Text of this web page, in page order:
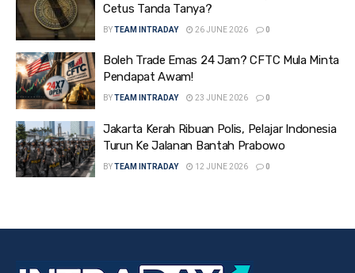
Cetus Tanda Tanya?
BYTEAM INTRADAY 26 JUNE 2026 0
Boleh Trade Emas 24 Jam? CFTC Mula Minta
Pendapat Awam!
BY TEAM INTRADAY 23 JUNE 2026 0
Jakarta Kerah Ribuan Polis, Pelajar Indonesia
Turun Ke Jalanan Bantah Prabowo
BYTEAM INTRADAY 12 JUNE 2026 0